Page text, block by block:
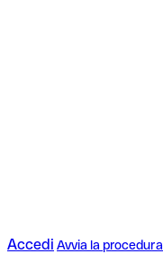
Accedi Avvia la procedura